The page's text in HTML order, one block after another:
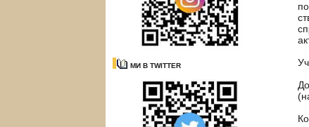
МИ В TWITTER